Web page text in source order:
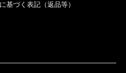
基づく表記（返品等）